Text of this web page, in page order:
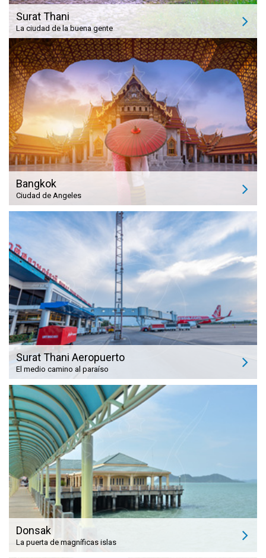
Surat Thani
La ciudad de la buena gente
Bangkok
Ciudad de Angeles
Surat Thani Aeropuerto
El medio camino al paraíso
Donsak
La puerta de magníficas islas